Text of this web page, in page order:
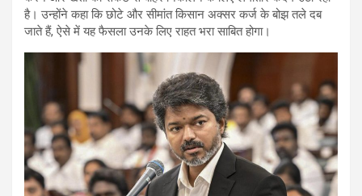
है। उन्होंने कहा कि छोटे और सीमांत किसान अक्सर कर्ज के बोझ तले दब
जाते हैं, ऐसे में यह फैसला उनके लिए राहत भरा साबित होगा।